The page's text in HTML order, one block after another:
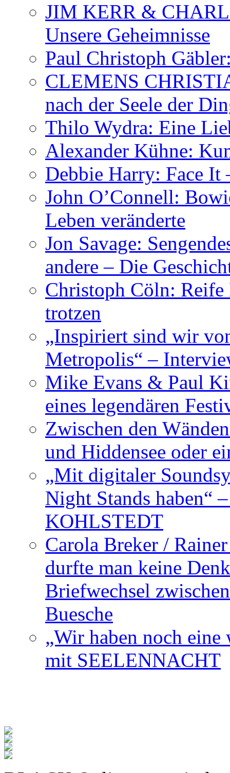
JIM KERR &
Unsere Geheimnisse
Paul Christoph
CLEMENS
nach der Seele der
Thilo Wydra: Eine
Alexander Kühne:
Debbie Harry: Face
John O’Connell:
Leben veränderte
Jon Savage:
andere – Die
Christoph Cöln:
trotzen
„Inspiriert sind wir
Metropolis“ –
Mike Evans & Paul
eines legendären
Zwischen den
und Hiddensee oder
„Mit digitaler
Night Stands haben“
KOHLSTEDT
Carola Breker /
durfte man keine
Briefwechsel
Buesche
„Wir haben noch
mit SEELENNACHT